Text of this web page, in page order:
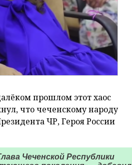
прошлом этот хаос
что чеченскому народу
ЧР, Героя России
Чеченской Республики